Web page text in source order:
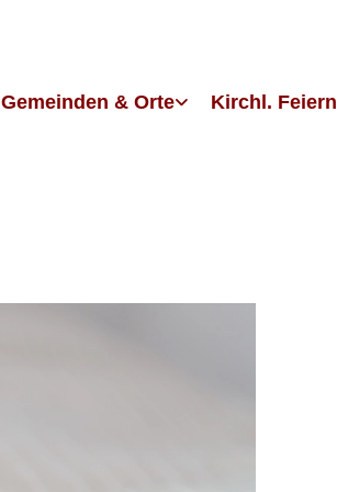
Gemeinden & Orte Kirchl. Feiern